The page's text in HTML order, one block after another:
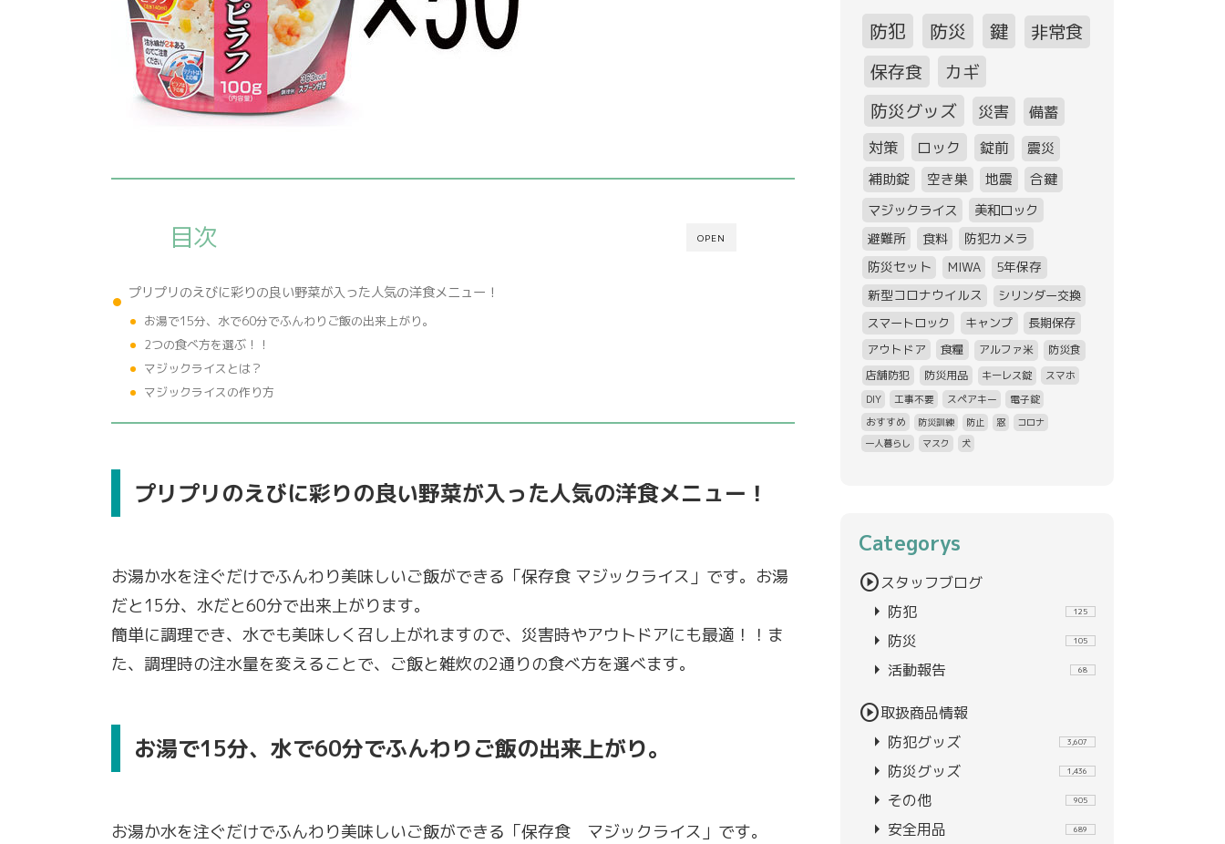
OPEN
目次
プリプリのえびに彩りの良い野菜が入った人気の洋食メニュー！
お湯で15分、水で60分でふんわりご飯の出来上がり。
2つの食べ方を選ぶ！！
マジックライスとは？
マジックライスの作り方
プリプリのえびに彩りの良い野菜が入った人気の洋食メニュー！
お湯か水を注ぐだけでふんわり美味しいご飯ができる「保存食 マジックライス」です。お湯
だと15分、水だと60分で出来上がります。
簡単に調理でき、水でも美味しく召し上がれますので、災害時やアウトドアにも最適！！ま
た、調理時の注水量を変えることで、ご飯と雑炊の2通りの食べ方を選べます。
お湯で15分、水で60分でふんわりご飯の出来上がり。
お湯か水を注ぐだけでふんわり美味しいご飯ができる「保存食 マジックライス」です。
防犯 防災 鍵 非常食
保存食
カギ
防災グッズ
災害
備蓄
対策
ロック 錠前
震災
補助錠
空き巣 地震
合鍵
マジックライス
美和ロック
避難所 食料
防犯カメラ
防災セット
MIWA
5年保存
新型コロナウイルス
シリンダー交換
スマートロック
キャンプ
長期保存
アウトドア
食糧 アルファ米
防災食
店舗防犯
防災用品 キーレス錠
スマホ
DIY
工事不要 スペアキー
電子錠
おすすめ
防災訓練 防止 窓
コロナ
一人暮らし
マスク 犬
Categorys
play_circleスタッフブログ
arrow_right 防犯 125
arrow_right 防災 105
arrow_right 活動報告 68
play_circle取扱商品情報
arrow_right 防犯グッズ 3,607
arrow_right 防災グッズ 1,436
arrow_right その他 905
arrow_right 安全用品 689